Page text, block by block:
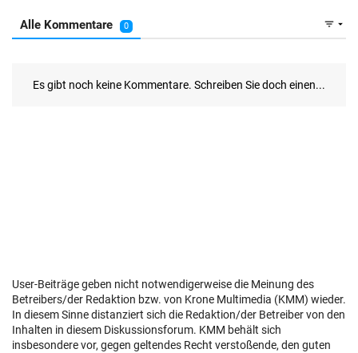
User-Beiträge geben nicht notwendigerweise die Meinung des
Betreibers/der Redaktion bzw. von Krone Multimedia (KMM) wieder.
In diesem Sinne distanziert sich die Redaktion/der Betreiber von den
Inhalten in diesem Diskussionsforum. KMM behält sich
insbesondere vor, gegen geltendes Recht verstoßende, den guten